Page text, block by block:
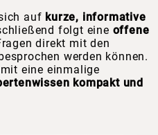
auf kurze, informative
folgt eine offene
direkt mit den
werden können.
eine einmalige
kompakt und